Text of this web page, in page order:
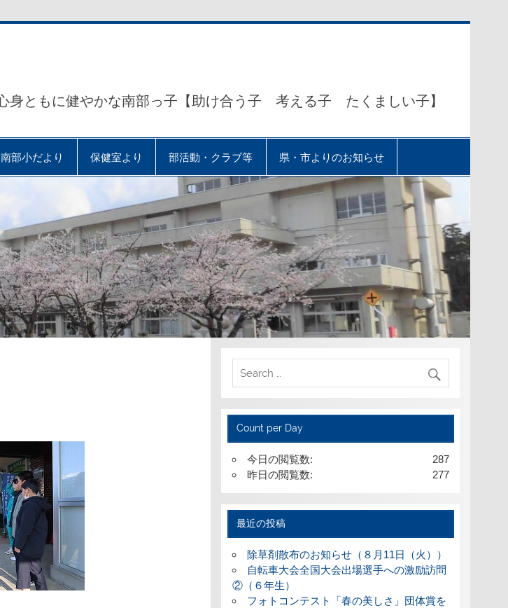
ともに健やかな南部っ子【助け合う子 考える子 たくましい子】
南部小だより 保健室より 部活動・クラブ等 県・市よりのお知らせ
Count per Day
287
今日の閲覧数:
277
昨日の閲覧数:
最近の投稿
除草剤散布のお知らせ（８月11日（火））
自転車大会全国大会出場選手への激励訪問
②（６年生）
フォトコンテスト「春の美しさ」団体賞を